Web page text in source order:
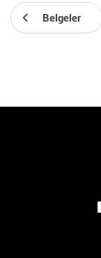
Belgeler